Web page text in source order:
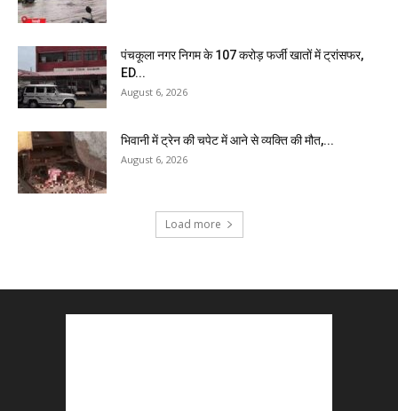
पंचकूला नगर निगम के ₹107 करोड़ फर्जी खातों में ट्रांसफर,
ED...
August 6, 2026
भिवानी में ट्रेन की चपेट में आने से व्यक्ति की मौत,...
August 6, 2026
Load more